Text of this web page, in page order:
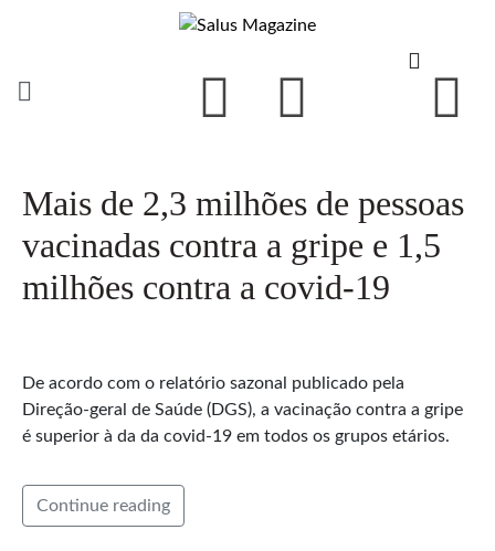
Mais de 2,3 milhões de pessoas
vacinadas contra a gripe e 1,5
milhões contra a covid-19
De acordo com o relatório sazonal publicado pela
Direção-geral de Saúde (DGS), a vacinação contra a gripe
é superior à da da covid-19 em todos os grupos etários.
Continue reading